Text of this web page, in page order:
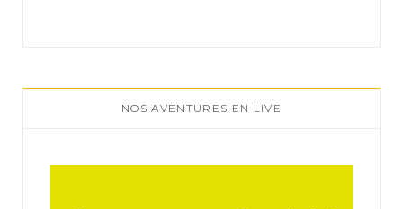
NOS AVENTURES EN LIVE